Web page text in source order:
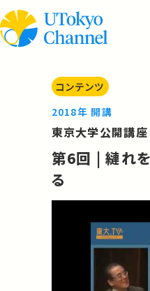
コンテンツ
2018年 開講
東京大学公開講座
第6回 | 縺れ
る